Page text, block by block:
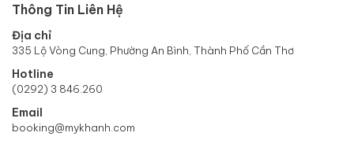
Thông Tin Liên Hệ
Địa chỉ
335 Lộ Vòng Cung, Phường An Bình, Thành Phố Cần Thơ
Hotline
(0292) 3 846.260
Email
booking@mykhanh.com